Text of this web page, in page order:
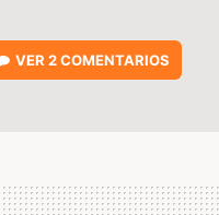
VER2 COMENTARIOS